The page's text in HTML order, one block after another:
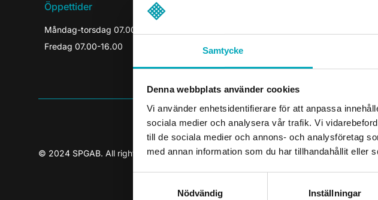
Samtycke
Denna webbplats använder cookies
Vi använder enhetsidentifierare för att anpassa
sociala medier och analysera vår trafik. Vi
till de sociala medier och annons- och analysföretag
med annan information som du har tillhandahållit eller
Nödvändig
Inställningar
Öppettider
Måndag-torsdag 07.00-16.30
Fredag 07.00-16.00
© 2024 SPGAB. All rights reserved
Designed and